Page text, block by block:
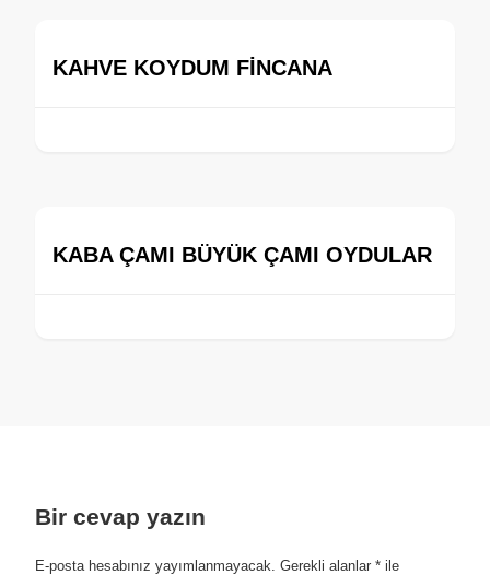
KAHVE KOYDUM FİNCANA
KABA ÇAMI BÜYÜK ÇAMI OYDULAR
Bir cevap yazın
E-posta hesabınız yayımlanmayacak. Gerekli alanlar * ile